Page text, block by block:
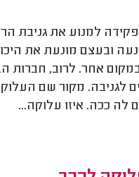
למנוע את גניבת
ובעצם מונעת את
אחר. לרוב, חברות
לגניבה. מקור שם
לה ככה. איזו עלוקה...